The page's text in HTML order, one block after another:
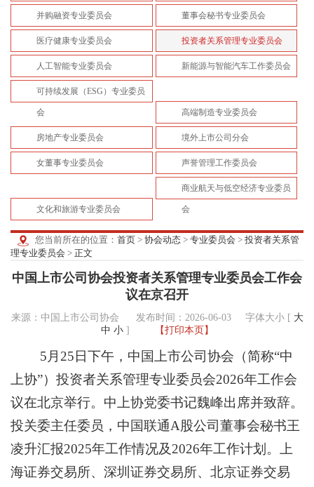
并购融资专业委员会 董事会秘书专业委员会
医疗健康专业委员会 投资者关系管理专业委员会
人工智能专业委员会 新能源与智能汽车工作委员会
可持续发展（ESG）专业委员
会 高端制造专业委员会
房地产专业委员会 境外上市公司分会
女董事专业委员会 声誉管理工作委员会
文化和旅游专业委员会
商业航天与低空经济专业委员
会
您当前所在的位置： 首页 > 协会动态 > 专业委员会 > 投资者关系管
理专业委员会 > 正文
中国上市公司协会投资者关系管理专业委员会工作会
议在京召开
来源：中国上市公司协会 发布时间：2026-06-03 字体大小 [ 大
中 小] 【打印本页】
5月25日下午，中国上市公司协会（简称“中
上协”）投资者关系管理专业委员会2026年工作会
议在北京举行。中上协党委书记魏峰出席并致辞。
投关委主任委员，中国联通A股公司董事会秘书王
凌升汇报2025年工作情况及2026年工作计划。上
海证券交易所、深圳证券交易所、北京证券交易